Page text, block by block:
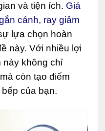
và tiện ích. Giá
cánh, ray giảm
lựa chọn hoàn
này. Với nhiều lợi
này không chỉ
còn tạo điểm
của bạn.